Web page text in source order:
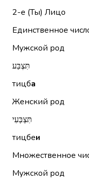
2-е (Ты) Лицо
Единственное
Мужской род
תִּצְבַּע
тицба
Женский род
תִּצְבְּעִי
тицбеи
Множественное
Мужской род